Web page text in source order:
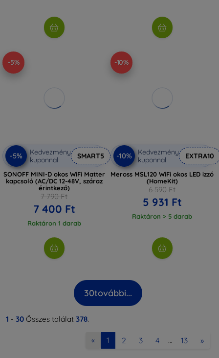
-5%
-5%
Kedvezmény
kuponnal
SMART5
SONOFF MINI-D okos WiFi Matter
kapcsoló (AC/DC 12-48V, száraz
érintkező)
7 790 Ft
7 400 Ft
Raktáron 1 darab
-10%
-10%
Kedvezmény
kuponnal
EXTRA10
Meross MSL120 WiFi okos LED izzó
(HomeKit)
6 590 Ft
5 931 Ft
Raktáron > 5 darab
30további...
1 - 30 Összes találat 378.
« 1 2 3 4 … 13 »